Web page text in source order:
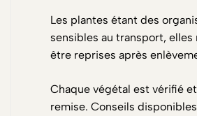
Les plantes étant des
sensibles au transport, elles
être reprises après
Chaque végétal est vérifié
remise. Conseils